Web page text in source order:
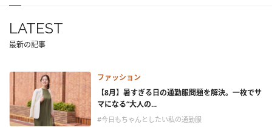
LATEST
最新の記事
ファッション
【8月】暑すぎる日の通勤服問題を解決。一枚でサ
マになる“大人の...
#今日もちゃんとしたい私の通勤服